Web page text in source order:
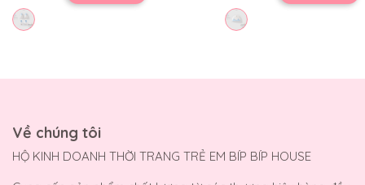
Về chúng tôi
HỘ KINH DOANH THỜI TRANG TRẺ EM BÍP BÍP HOUSE